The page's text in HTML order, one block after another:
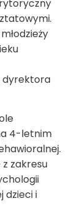
dyrektora
4-letnim
zakresu
dzieci i